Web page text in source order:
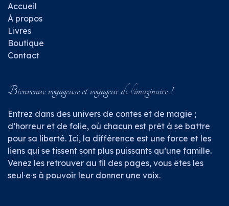
​Accueil
À propos
Livres
Bout​iqu​e
Contact
Bienvenue voyageuse et voyageur de l’imaginaire !
Entrez dans des univers de contes et de magie ;
d’horreur et de folie, où chacun est prêt à se battre
pour sa liberté. Ici, la différence est une force et les
liens qui se tissent sont plus puissants qu’une famille.
Venez les retrouver au fil des pages, vous êtes les
seul∙e∙s à pouvoir leur donner une voix.